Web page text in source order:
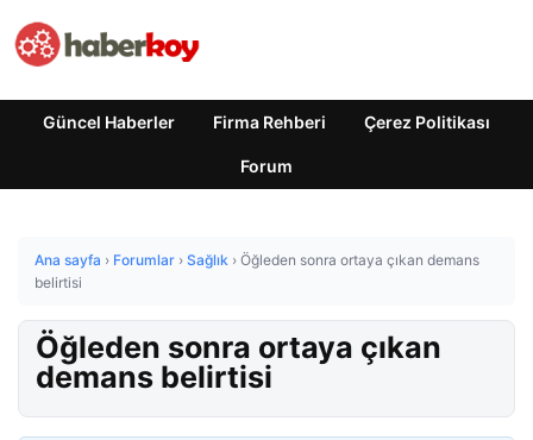
Güncel Haberler Firma Rehberi Çerez Politikası
Forum
Ana sayfa › Forumlar › Sağlık › Öğleden sonra ortaya çıkan demans
belirtisi
Öğleden sonra ortaya çıkan
demans belirtisi